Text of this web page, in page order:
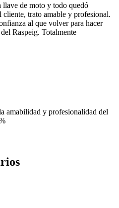
de moto y todo quedó
trato amable y profesional.
al que volver para hacer
Raspeig. Totalmente
amabilidad y profesionalidad del